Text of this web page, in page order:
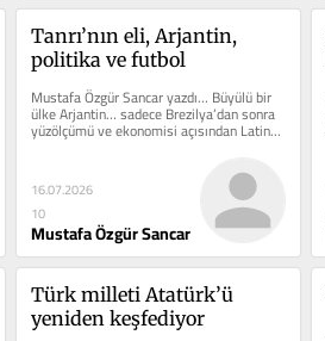
Tanrı’nın eli, Arjantin,
politika ve futbol
Mustafa Özgür Sancar yazdı… Büyülü bir
ülke Arjantin… sadece Brezilya’dan sonra
yüzölçümü ve ekonomisi açısından Latin...
16.07.2026
10
Mustafa Özgür Sancar
Türk milleti Atatürk’ü
yeniden keşfediyor